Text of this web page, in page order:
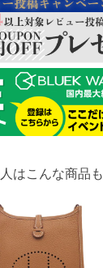
はこんな商品